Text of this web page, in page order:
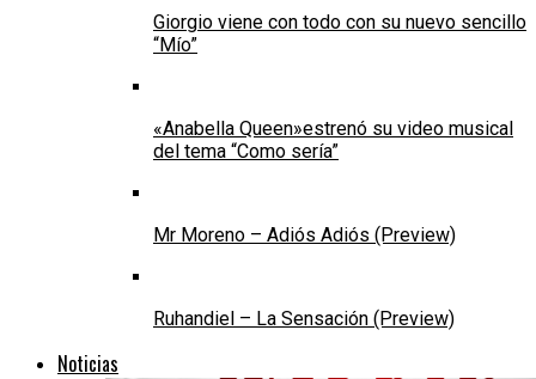
Giorgio viene con todo con su nuevo sencillo
“Mío”
«Anabella Queen»estrenó su video musical
del tema “Como sería”
Mr Moreno – Adiós Adiós (Preview)
Ruhandiel – La Sensación (Preview)
Noticias